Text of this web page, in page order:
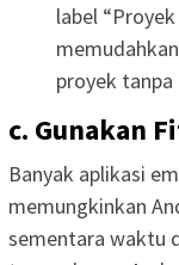
label
proyek
c. Gunakan
Banyak aplikasi
memungkinkan
sementara waktu